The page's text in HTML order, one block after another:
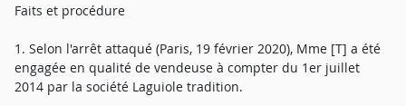
Faits et procédure
1. Selon l'arrêt attaqué (Paris, 19 février 2020), Mme [T] a été
engagée en qualité de vendeuse à compter du 1er juillet
2014 par la société Laguiole tradition.